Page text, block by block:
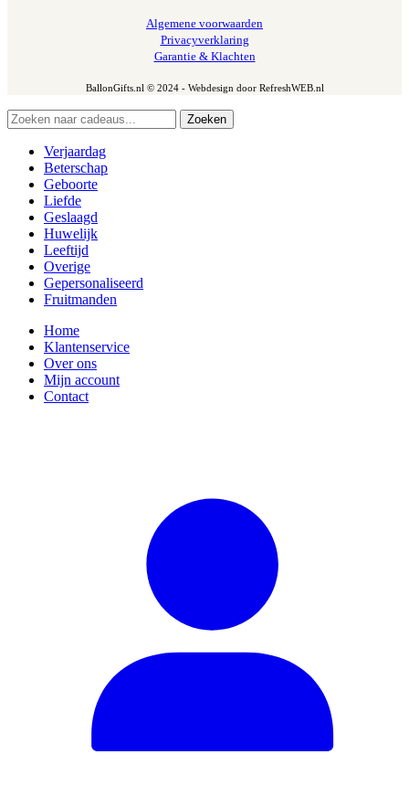
Algemene voorwaarden
Privacyverklaring
Garantie & Klachten
BallonGifts.nl © 2024 - Webdesign door RefreshWEB.nl
Zoeken
Verjaardag
Beterschap
Geboorte
Liefde
Geslaagd
Huwelijk
Leeftijd
Overige
Gepersonaliseerd
Fruitmanden
Home
Klantenservice
Over ons
Mijn account
Contact